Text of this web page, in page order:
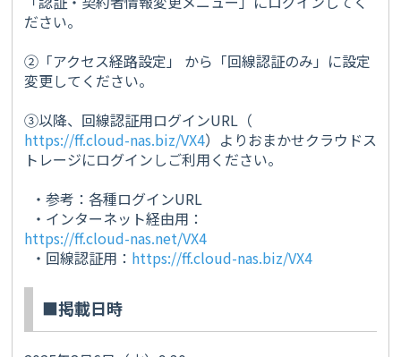
ださい。
②「アクセス経路設定」 から「回線認証のみ」に設定
変更してください。
③以降、回線認証用ログインURL（
https://ff.cloud-nas.biz/VX4）よりおまかせクラウドス
トレージにログインしご利用ください。
・参考：各種ログインURL
・インターネット経由用：
https://ff.cloud-nas.net/VX4
・回線認証用： https://ff.cloud-nas.biz/VX4
■掲載日時